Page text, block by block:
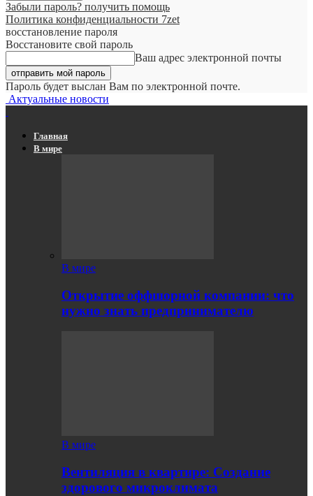
Забыли пароль? получить помощь
Политика конфиденциальности 7zet
восстановление пароля
Восстановите свой пароль
Ваш адрес электронной почты
Пароль будет выслан Вам по электронной почте.
Актуальные новости
Главная
В мире
В мире
Открытие оффшорной компании: что
нужно знать предпринимателю
В мире
Вентиляция в квартире: Создание
здорового микроклимата